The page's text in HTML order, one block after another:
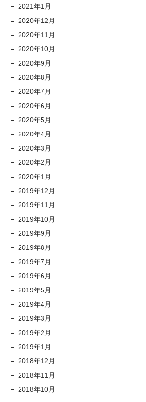
2021年1月
2020年12月
2020年11月
2020年10月
2020年9月
2020年8月
2020年7月
2020年6月
2020年5月
2020年4月
2020年3月
2020年2月
2020年1月
2019年12月
2019年11月
2019年10月
2019年9月
2019年8月
2019年7月
2019年6月
2019年5月
2019年4月
2019年3月
2019年2月
2019年1月
2018年12月
2018年11月
2018年10月